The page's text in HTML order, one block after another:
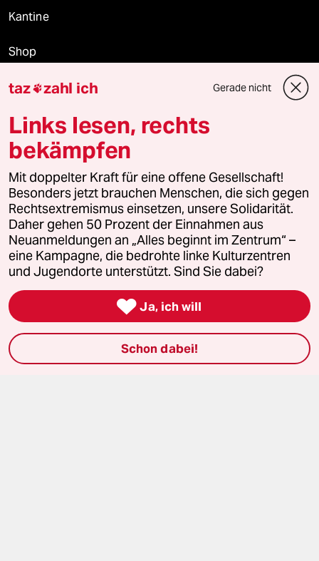
Kantine
Shop
Anzeigen
Fragen & Hilfe
Feedback
Aboservice
ePaper Login
Downloads für Abonnierende
© 2026 taz Verlags und Vertriebs GmbH
taz zahl ich Gerade nicht
Links lesen, rechts
bekämpfen
Mit doppelter Kraft für eine offene Gesellschaft!
Besonders jetzt brauchen Menschen, die sich gegen
Rechtsextremismus einsetzen, unsere Solidarität.
Daher gehen 50 Prozent der Einnahmen aus
Neuanmeldungen an „Alles beginnt im Zentrum“ –
eine Kampagne, die bedrohte linke Kulturzentren
und Jugendorte unterstützt. Sind Sie dabei?
 Ja, ich will
Schon dabei!